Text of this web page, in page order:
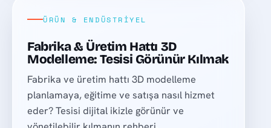
ÜRÜN & ENDÜSTRIYEL
Fabrika & Üretim Hattı 3D
Modelleme: Tesisi Görünür Kılmak
Fabrika ve üretim hattı 3D modelleme
planlamaya, eğitime ve satışa nasıl hizmet
eder? Tesisi dijital ikizle görünür ve